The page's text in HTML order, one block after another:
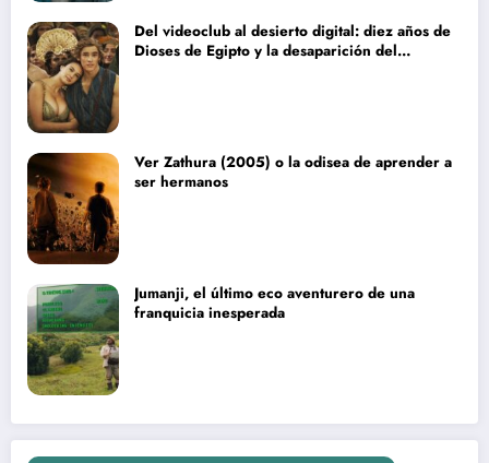
Del videoclub al desierto digital: diez años de
Dioses de Egipto y la desaparición del
Ver Zathura (2005) o la odisea de aprender a
ser hermanos
Jumanji, el último eco aventurero de una
franquicia inesperada